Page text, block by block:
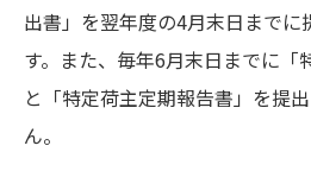
出書」を翌年度の4月末日までに
す。また、毎年6月末日までに「
と「特定荷主定期報告書」を提
ん。